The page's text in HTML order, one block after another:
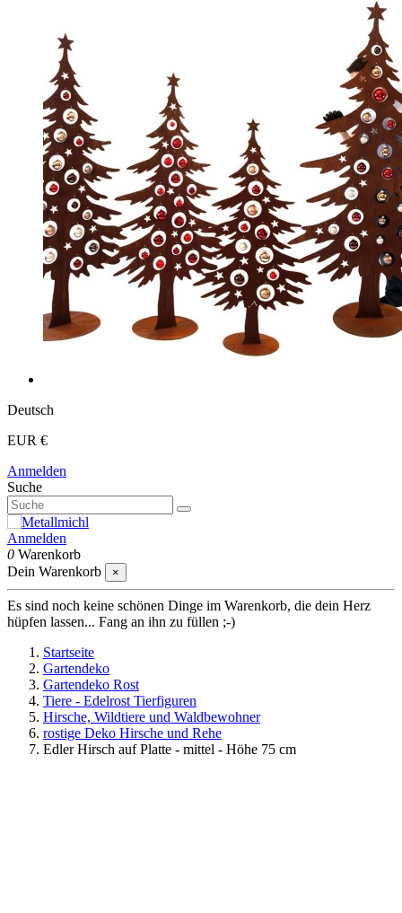
Deutsch
EUR €
Anmelden
Suche
Anmelden
0 Warenkorb
Dein Warenkorb
×
Es sind noch keine schönen Dinge im Warenkorb, die dein Herz
hüpfen lassen... Fang an ihn zu füllen ;-)
Startseite
Gartendeko
Gartendeko Rost
Tiere - Edelrost Tierfiguren
Hirsche, Wildtiere und Waldbewohner
rostige Deko Hirsche und Rehe
Edler Hirsch auf Platte - mittel - Höhe 75 cm